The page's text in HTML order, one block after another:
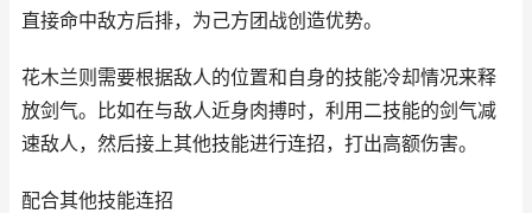
直接命中敌方后排，为己方团战创造优势。
花木兰则需要根据敌人的位置和自身的技能冷却情况来释
放剑气。比如在与敌人近身肉搏时，利用二技能的剑气减
速敌人，然后接上其他技能进行连招，打出高额伤害。
配合其他技能连招